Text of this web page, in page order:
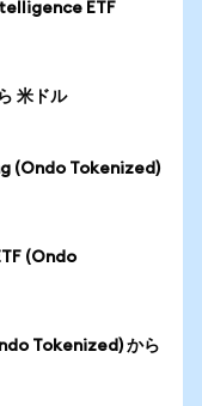
ETF
米ドル
(Ondo Tokenized)
(Ondo
Tokenized) から